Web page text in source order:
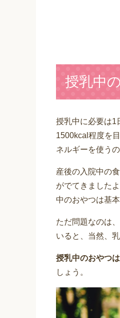
授乳中
授乳中に必要は1
1500kcal程度を
ネルギーを使う
産後の入院中の
がでてきました
中のおやつは基
ただ問題なのは
いると、当然、
授乳中のおやつ
しょう。